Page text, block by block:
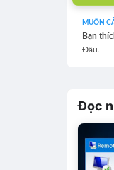
MUỐN
Bạn
Đâu.
Đọc